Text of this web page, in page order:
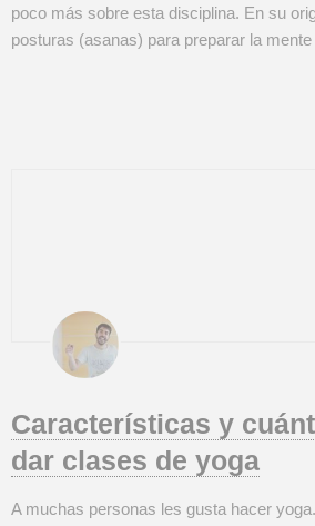
poco más sobre esta disciplina. En su
posturas (asanas) para preparar la
motivaciones como tener más calma, o
Características y
dar clases de yoga
A muchas personas les gusta hacer